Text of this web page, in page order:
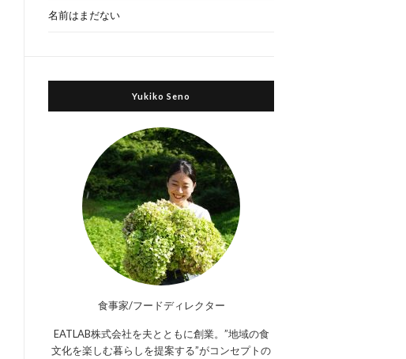
名前はまだない
Yukiko Seno
食事家/フードディレクター
EATLAB株式会社を夫とともに創業。”地域の食
文化を楽しむ暮らしを提案する”がコンセプトの